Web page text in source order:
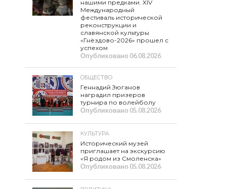
нашими предками. XIV
Международный
фестиваль исторической
реконструкции и
славянской культуры
«Гнёздово-2026» прошел с
успехом
Опубликовано06.08.2026
ОБЩЕСТВО
Геннадий Зюганов
наградил призеров
турнира по волейболу
Опубликовано05.08.2026
КУЛЬТУРА
Исторический музей
приглашает на экскурсию
«Я родом из Смоленска»
Опубликовано05.08.2026